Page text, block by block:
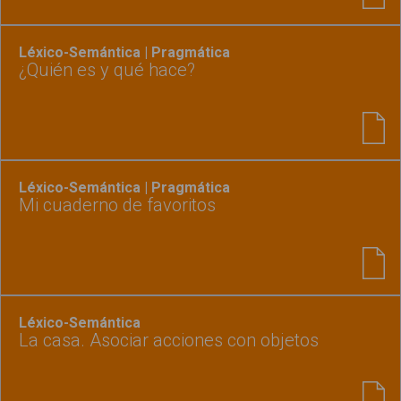
Léxico-Semántica | Pragmática
¿Quién es y qué hace?
Léxico-Semántica | Pragmática
Mi cuaderno de favoritos
Léxico-Semántica
La casa. Asociar acciones con objetos